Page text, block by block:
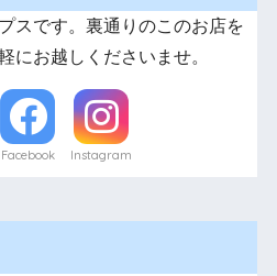
スです。裏通りのこのお店を
にお越しくださいませ。
Facebook Instagram